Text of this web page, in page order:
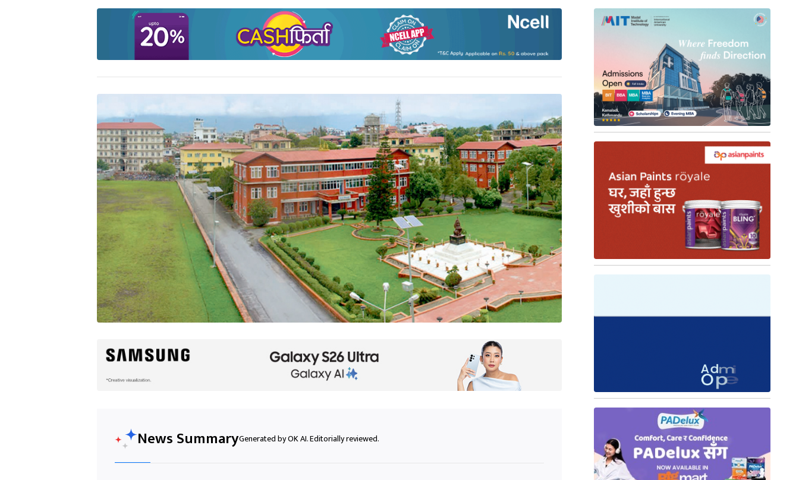
News SummaryGenerated by OK AI. Editorially reviewed.